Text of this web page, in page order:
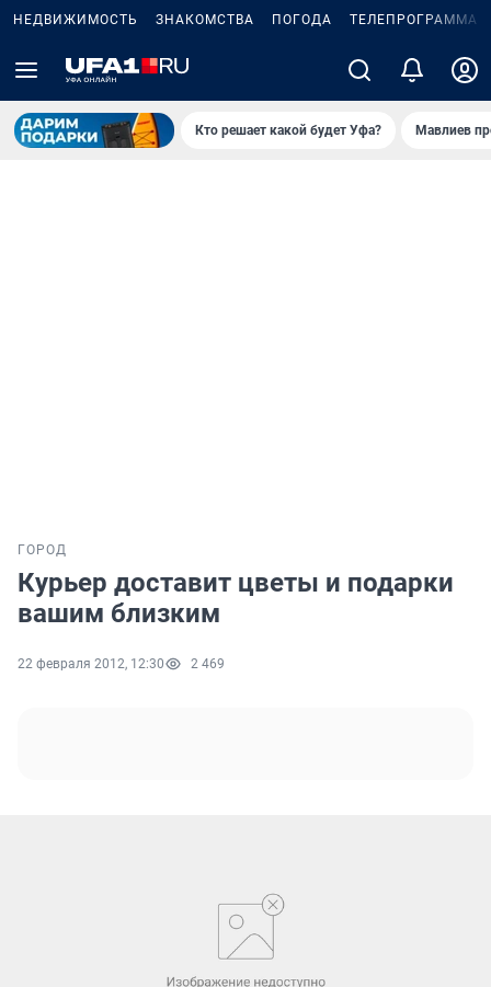
НЕДВИЖИМОСТЬ ЗНАКОМСТВА ПОГОДА ТЕЛЕПРОГРАММА
Кто решает какой будет Уфа? Мавлиев
ГОРОД
Курьер доставит цветы и подарки
вашим близким
22 февраля 2012, 12:30 2 469